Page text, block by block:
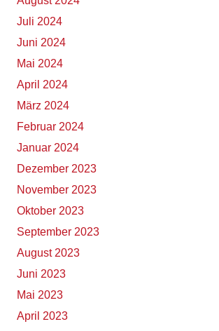
Juli 2024
Juni 2024
Mai 2024
April 2024
März 2024
Februar 2024
Januar 2024
Dezember 2023
November 2023
Oktober 2023
September 2023
August 2023
Juni 2023
Mai 2023
April 2023